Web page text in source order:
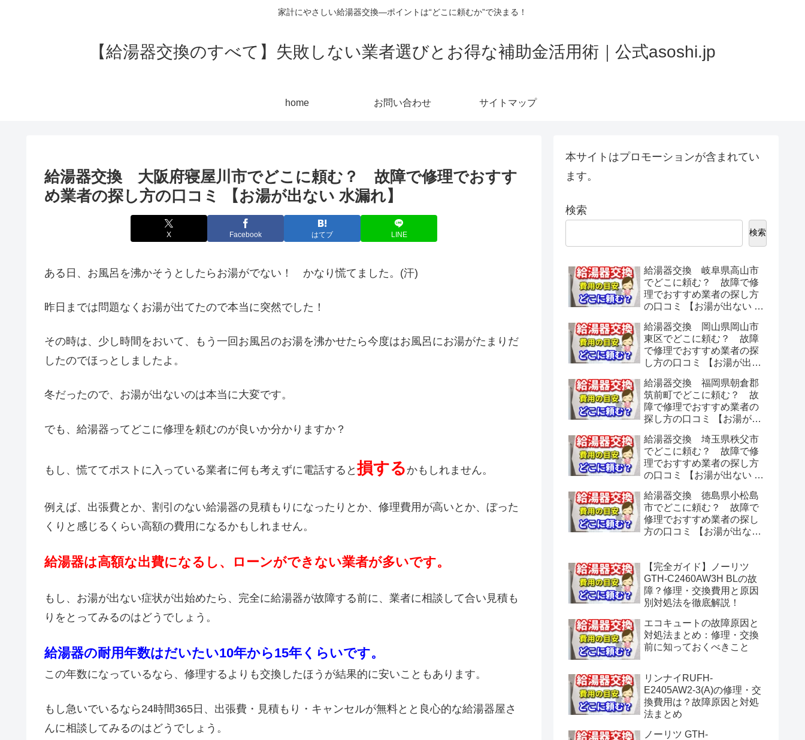
家計にやさしい給湯器交換—ポイントは“どこに頼むか”で決まる！
【給湯器交換のすべて】失敗しない業者選びとお得な補助金活用術｜公式asoshi.jp
home お問い合わせ サイトマップ
給湯器交換 大阪府寝屋川市でどこに頼む？ 故障で修理でおすす
め業者の探し方の口コミ 【お湯が出ない 水漏れ】
X Facebook はてブ LINE
ある日、お風呂を沸かそうとしたらお湯がでない！ かなり慌てました。(汗)
昨日までは問題なくお湯が出てたので本当に突然でした！
その時は、少し時間をおいて、もう一回お風呂のお湯を沸かせたら今度はお風呂にお湯がたまりだ
したのでほっとしましたよ。
冬だったので、お湯が出ないのは本当に大変です。
でも、給湯器ってどこに修理を頼むのが良いか分かりますか？
もし、慌ててポストに入っている業者に何も考えずに電話すると損する かもしれません。
例えば、出張費とか、割引のない給湯器の見積もりになったりとか、修理費用が高いとか、ぼった
くりと感じるくらい高額の費用になるかもしれません。
給湯器は高額な出費になるし、ローンができない業者が多いです。
もし、お湯が出ない症状が出始めたら、完全に給湯器が故障する前に、業者に相談して合い見積も
りをとってみるのはどうでしょう。
給湯器の耐用年数はだいたい10年から15年くらいです。
この年数になっているなら、修理するよりも交換したほうが結果的に安いこともあります。
もし急いでいるなら24時間365日、出張費・見積もり・キャンセルが無料とと良心的な給湯器屋さ
んに相談してみるのはどうでしょう。
本サイトはプロモーションが含まれてい
ます。
検索
検索
給湯器交換 岐阜県高山市
でどこに頼む？ 故障で修
理でおすすめ業者の探し方
の口コミ 【お湯が出ない 水
給湯器交換 岡山県岡山市
東区でどこに頼む？ 故障
で修理でおすすめ業者の探
し方の口コミ 【お湯が出な
給湯器交換 福岡県朝倉郡
筑前町でどこに頼む？ 故
障で修理でおすすめ業者の
探し方の口コミ 【お湯が出
給湯器交換 埼玉県秩父市
でどこに頼む？ 故障で修
理でおすすめ業者の探し方
の口コミ 【お湯が出ない 水
給湯器交換 徳島県小松島
市でどこに頼む？ 故障で
修理でおすすめ業者の探し
方の口コミ 【お湯が出ない
【完全ガイド】ノーリツ
GTH-C2460AW3H BLの故
障？修理・交換費用と原因
別対処法を徹底解説！
エコキュートの故障原因と
対処法まとめ：修理・交換
前に知っておくべきこと
リンナイRUFH-
E2405AW2-3(A)の修理・交
換費用は？故障原因と対処
法まとめ
ノーリツ GTH-